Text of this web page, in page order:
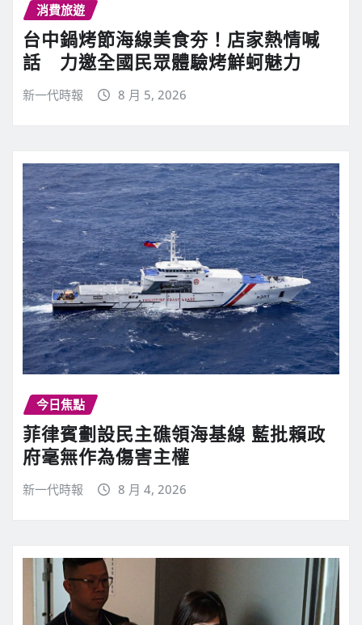
消費旅遊
台中鍋烤節海線美食夯！店家熱情喊
話 力邀全國民眾體驗烤鮮蚵魅力
新一代時報 8 月 5, 2026
今日焦點
菲律賓劃設民主礁領海基線 藍批賴政
府毫無作為傷害主權
新一代時報 8 月 4, 2026